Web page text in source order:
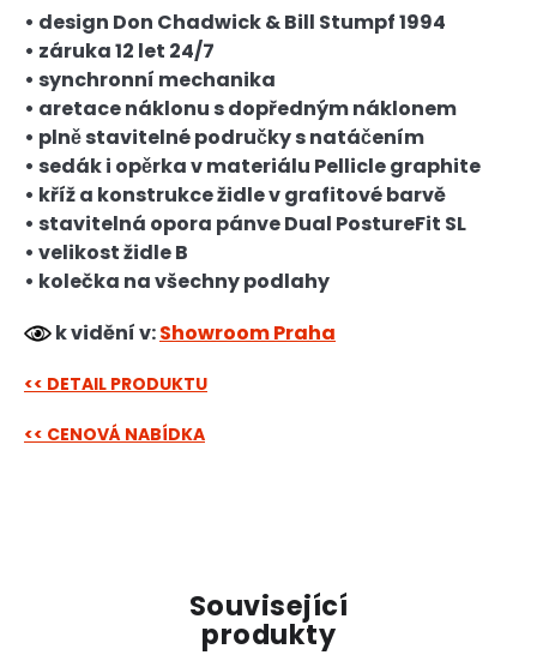
• design Don Chadwick & Bill Stumpf 1994
• záruka 12 let 24/7
• synchronní mechanika
• aretace náklonu s dopředným náklonem
• plně stavitelné područky s natáčením
• sedák i opěrka v materiálu Pellicle graphite
• kříž a konstrukce židle v grafitové barvě
• stavitelná opora pánve Dual PostureFit SL
• velikost židle B
• kolečka na všechny podlahy
k vidění v:Showroom Praha
<< DETAIL PRODUKTU
<< CENOVÁ NABÍDKA
Související
produkty